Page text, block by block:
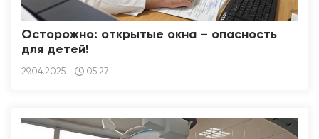
Осторожно: открытые окна – опасность
для детей!
29.04.2025 05:27